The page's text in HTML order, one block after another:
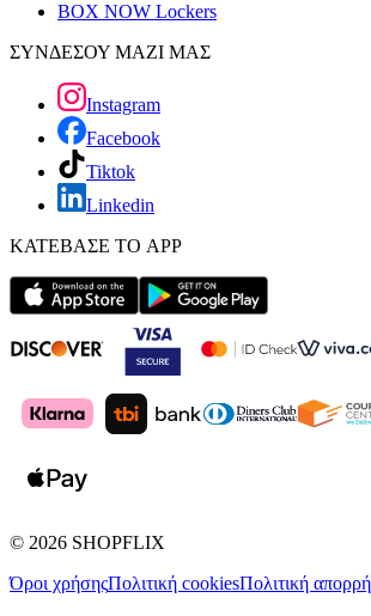
BOX NOW Lockers
ΣΥΝΔΕΣΟΥ ΜΑΖΙ ΜΑΣ
Instagram
Facebook
Tiktok
Linkedin
ΚΑΤΕΒΑΣΕ ΤΟ APP
© 2026 SHOPFLIX
Όροι χρήσηςΠολιτική cookiesΠολιτική